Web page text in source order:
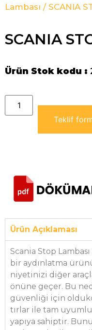
Lambası / SCANIA
SCANIA
Ürün Stok kodu :
Teklif
Ürün Açıklaması
Scania Stop
bir aydınlatma
niyetinizi diğer
önüne geçer. Bu
güvenliği için
tırlar ile tam
yapıya sahiptir.